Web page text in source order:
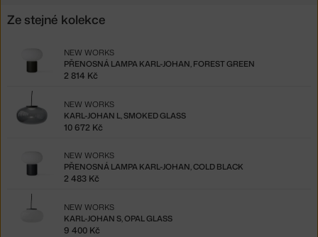
Ze stejné kolekce
PŘENOSNÁ LAMPA KARL-JOHAN, FOREST GREEN
NEW WORKS
2 814 Kč
KARL-JOHAN L, SMOKED GLASS
NEW WORKS
10 672 Kč
PŘENOSNÁ LAMPA KARL-JOHAN, COLD BLACK
NEW WORKS
2 483 Kč
KARL-JOHAN S, OPAL GLASS
NEW WORKS
9 400 Kč